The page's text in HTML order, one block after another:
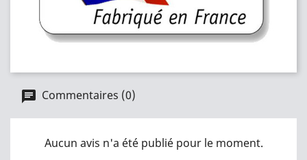
Commentaires (0)
Aucun avis n'a été publié pour le moment.